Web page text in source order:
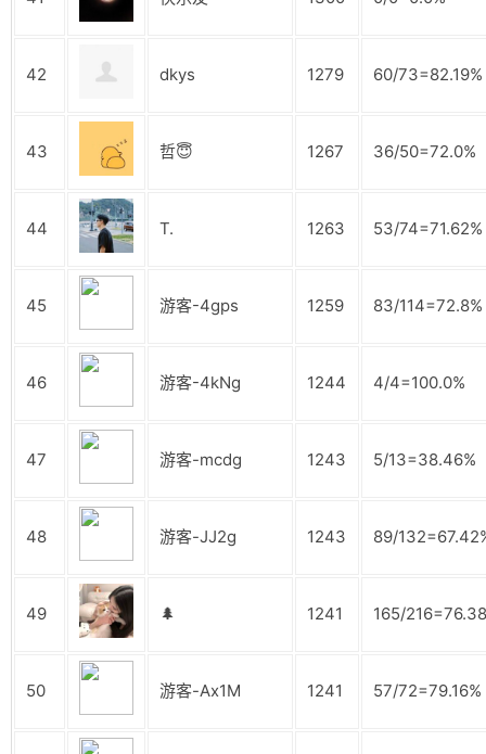
42 dkys 1279 60/73=82.19%
43 哲😇 1267 36/50=72.0%
44 T. 1263 53/74=71.62%
45 游客-4gps 1259 83/114=72.8%
46 游客-4kNg 1244 4/4=100.0%
47 游客-mcdg 1243 5/13=38.46%
48 游客-JJ2g 1243 89/
49 🌲 1241 165/
50 游客-Ax1M 1241 57/72=79.16%